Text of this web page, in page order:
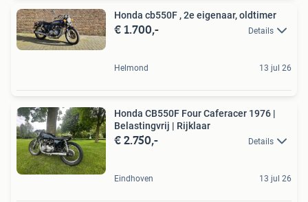
Honda cb550F , 2e eigenaar, oldtimer
€ 1.700,- Details
Helmond 13 jul 26
Honda CB550F Four Caferacer 1976 |
Belastingvrij | Rijklaar
€ 2.750,- Details
Eindhoven 13 jul 26